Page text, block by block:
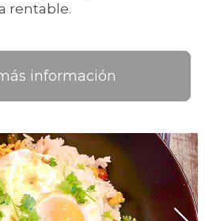
rentable.
información